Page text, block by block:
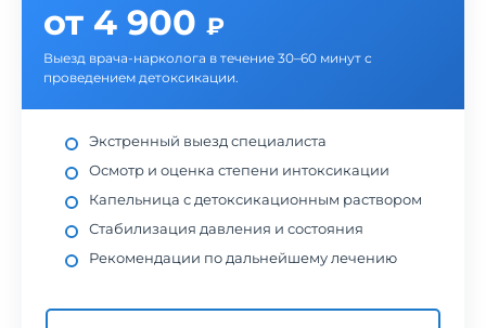
от 4 900 ₽
Выезд врача-нарколога в течение 30–60 минут с
проведением детоксикации.
Экстренный выезд специалиста
Осмотр и оценка степени интоксикации
Капельница с детоксикационным раствором
Стабилизация давления и состояния
Рекомендации по дальнейшему лечению